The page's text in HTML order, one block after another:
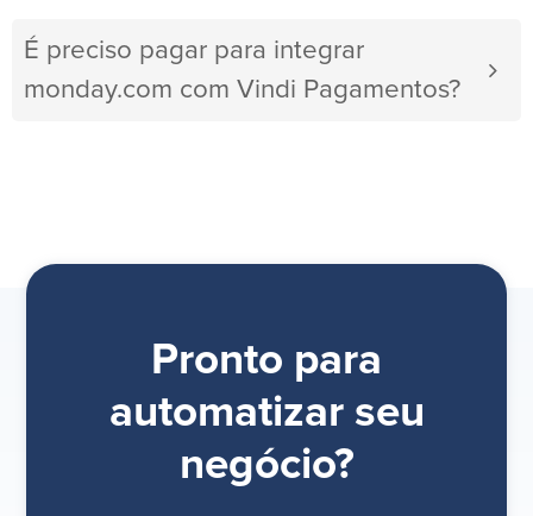
É preciso pagar para integrar
monday.com com Vindi Pagamentos?
Pronto para
automatizar seu
negócio?